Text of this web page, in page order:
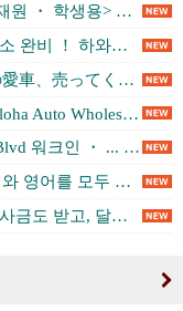
... (Aloha Auto Depot / ア...)
... (Aloha Auto Depot / ア...)
アロハオートデポ | Aloha Aut...)
オートデポ | Aloha Aut...)
オートデポ | Aloha Aut...)
... (Hawaii Healthcare Sc...)
... (LA Baby Fertility Ag...)